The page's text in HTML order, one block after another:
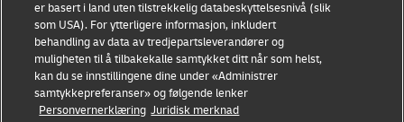
Innstillinger for informasjonskapsler
Følg oss
er basert i land uten tilstrekkelig databeskyttelsesnivå (slik
som USA). For ytterligere informasjon, inkludert
behandling av data av tredjepartsleverandører og
muligheten til å tilbakekalle samtykket ditt når som helst,
kan du se innstillingene dine under «Administrer
samtykkepreferanser» og følgende lenker
Personvernerklæring Juridisk merknad